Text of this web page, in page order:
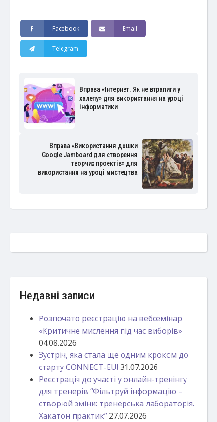
Facebook Email
Telegram
Вправа «Інтернет. Як не втрапити у
халепу» для використання на уроці
інформатики
Вправа «Використання дошки
Google Jamboard для створення
творчих проектів» для
використання на уроці мистецтва
Недавні записи
Розпочато реєстрацію на вебсемінар
«Критичне мислення під час виборів»
04.08.2026
Зустріч, яка стала ще одним кроком до
старту CONNECT-EU! 31.07.2026
Реєстрація до участі у онлайн-тренінгу
для тренерів “Фільтруй інформацію –
створюй зміни: тренерська лабораторія.
Хакатон практик” 27.07.2026